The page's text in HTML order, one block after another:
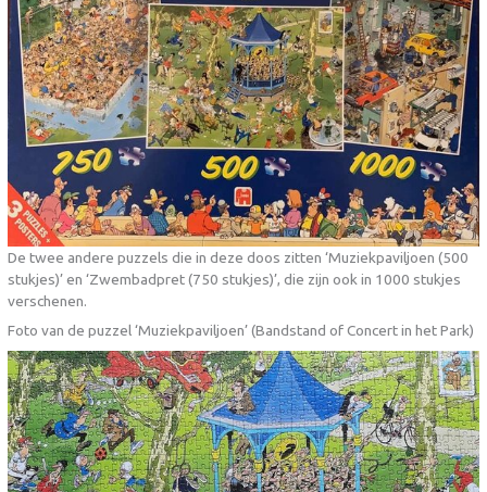
De twee andere puzzels die in deze doos zitten ‘Muziekpaviljoen (500
stukjes)’ en ‘Zwembadpret (750 stukjes)’, die zijn ook in 1000 stukjes
verschenen.
Foto van de puzzel ‘Muziekpaviljoen’ (Bandstand of Concert in het Park)